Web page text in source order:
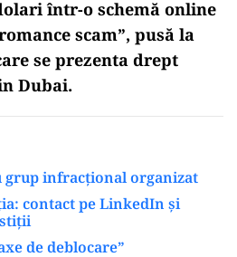
într-o schemă online
scam”, pusă la
se prezenta drept
Dubai.
grup infracțional organizat
contact pe LinkedIn și
de deblocare”